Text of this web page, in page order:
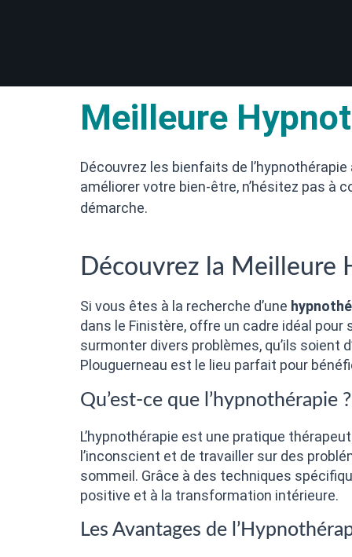
Meilleure
Découvrez les bienfaits de
améliorer votre bien-être, n’hésitez pas à
démarche.
Découvrez la Meilleure
Si vous êtes à la recherche d’une
dans le Finistère, offre un cadre idéal
surmonter divers problèmes, qu’ils soient
Plouguerneau est le lieu parfait pour
Qu’est-ce que l’hypnothérapie ?
L’hypnothérapie est une pratique
l’inconscient et de travailler sur des
sommeil. Grâce à des techniques
positive et à la transformation intérieure.
Les Avantages de